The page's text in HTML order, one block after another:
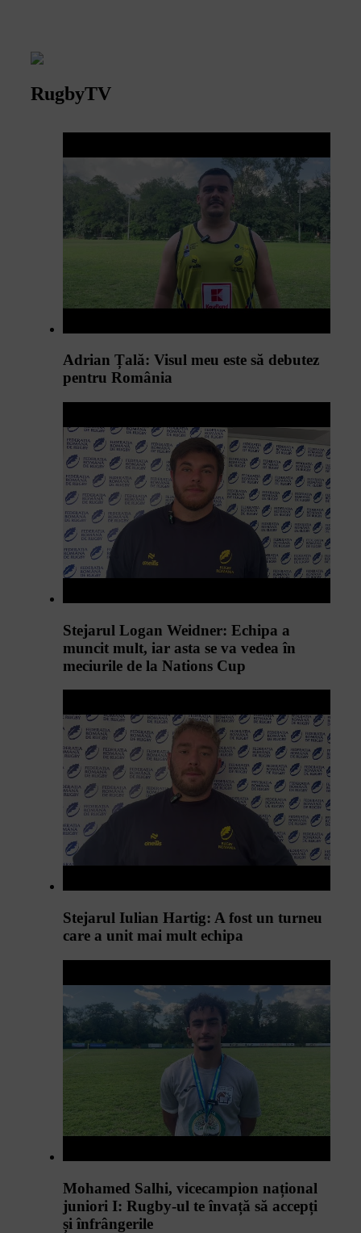
RugbyTV
Adrian Țală: Visul meu este să debutez
pentru România
Stejarul Logan Weidner: Echipa a
muncit mult, iar asta se va vedea în
meciurile de la Nations Cup
Stejarul Iulian Hartig: A fost un turneu
care a unit mai mult echipa
Mohamed Salhi, vicecampion național
juniori I: Rugby-ul te învață să accepți
și înfrângerile